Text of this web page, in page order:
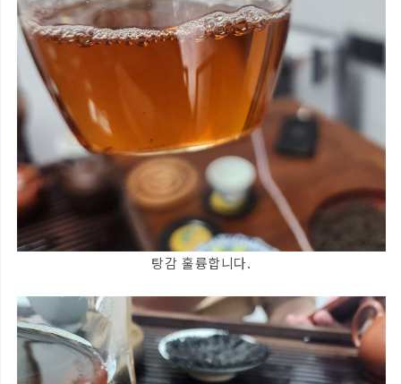
탕감 훌륭합니다.